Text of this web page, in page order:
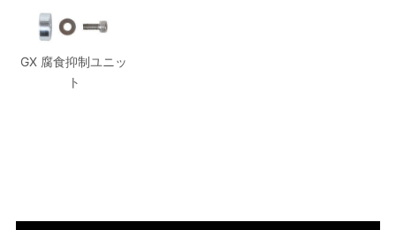
GX 腐食抑制ユニッ
ト